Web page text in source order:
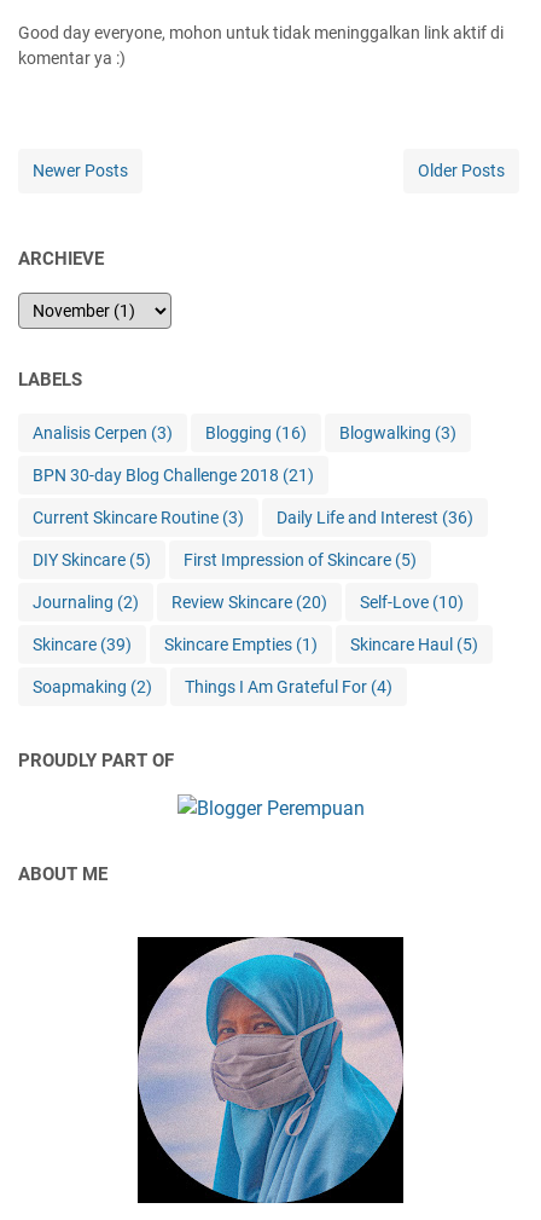
Good day everyone, mohon untuk tidak meninggalkan link aktif di
komentar ya :)
Newer Posts Older Posts
ARCHIEVE
LABELS
Analisis Cerpen (3) Blogging (16) Blogwalking (3)
BPN 30-day Blog Challenge 2018 (21)
Current Skincare Routine (3) Daily Life and Interest (36)
DIY Skincare (5) First Impression of Skincare (5)
Journaling (2) Review Skincare (20) Self-Love (10)
Skincare (39) Skincare Empties (1) Skincare Haul (5)
Soapmaking (2) Things I Am Grateful For (4)
PROUDLY PART OF
ABOUT ME